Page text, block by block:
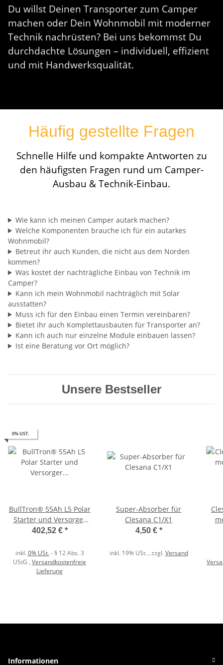
Du willst Deinen Transporter zum Camper
machen oder Dein Wohnmobil mit moderner
Technik nachrüsten? Bei uns bekommst Du
durchdachte Lösungen – individuell, effizient
und mit Handwerksqualität.
Häufig gestellte Fragen
Schnelle Hilfe und kompakte Antworten zu
den häufigsten Fragen rund um Camper-
Ausbau & Technik-Einbau.
Wie kann ich meinen Camper autark machen?
Welche Komponenten brauche ich für ein autarkes
Wohnmobil?
Betreut ihr auch Kunden, die nicht aus dem Norden
kommen?
Was kostet der nachträgliche Einbau von Technik im
Camper?
Kann ich mein Wohnmobil nachträglich mit Solar
ausstatten?
Muss ich für den Einbau einen Termin vereinbaren?
Bietet ihr auch Komplettausbauten für Transporter an?
Kann ich auch nur einzelne Module einbauen lassen?
Ist eine Beratung vor Ort möglich?
Unsere Bestseller
0% UST.
BullTron® 55Ah L5 Polar
Starter und Versorger
Batterie LiFePO4 12.8V
402,52 € *
inkl.0% USt.- § 12 Abs. 3
UStG , Versandkostenfreie
Lieferung
Super-Absorber für
Clesana C1/X1
4,50 € *
inkl. 19% USt. , zzgl.Versand
Informationen